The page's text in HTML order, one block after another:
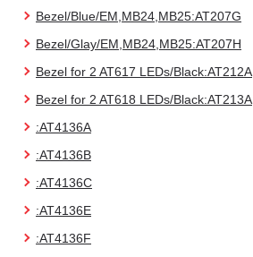
Bezel/Blue/EM,MB24,MB25:AT207G
Bezel/Glay/EM,MB24,MB25:AT207H
Bezel for 2 AT617 LEDs/Black:AT212A
Bezel for 2 AT618 LEDs/Black:AT213A
:AT4136A
:AT4136B
:AT4136C
:AT4136E
:AT4136F